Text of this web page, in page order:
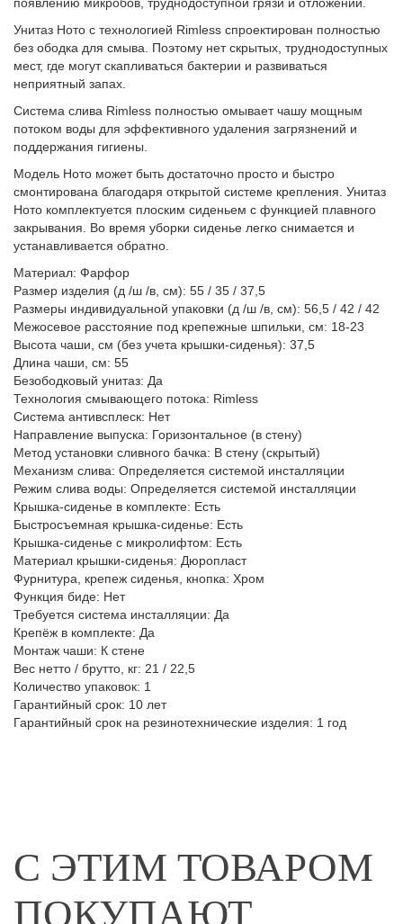
Унитаз Ното с технологией Rimless спроектирован полностью
без ободка для смыва. Поэтому нет скрытых, труднодоступных
мест, где могут скапливаться бактерии и развиваться
неприятный запах.
Система слива Rimless полностью омывает чашу мощным
потоком воды для эффективного удаления загрязнений и
поддержания гигиены.
Модель Ното может быть достаточно просто и быстро
смонтирована благодаря открытой системе крепления. Унитаз
Ното комплектуется плоским сиденьем с функцией плавного
закрывания. Во время уборки сиденье легко снимается и
устанавливается обратно.
Материал: Фарфор
Размер изделия (д /ш /в, см): 55 / 35 / 37,5
Размеры индивидуальной упаковки (д /ш /в, см): 56,5 / 42 / 42
Межосевое расстояние под крепежные шпильки, см: 18-23
Высота чаши, см (без учета крышки-сиденья): 37,5
Длина чаши, см: 55
Безободковый унитаз: Да
Технология смывающего потока: Rimless
Система антивсплеск: Нет
Направление выпуска: Горизонтальное (в стену)
Метод установки сливного бачка: В стену (скрытый)
Механизм слива: Определяется системой инсталляции
Режим слива воды: Определяется системой инсталляции
Крышка-сиденье в комплекте: Есть
Быстросъемная крышка-сиденье: Есть
Крышка-сиденье с микролифтом: Есть
Материал крышки-сиденья: Дюропласт
Фурнитура, крепеж сиденья, кнопка: Хром
Функция биде: Нет
Требуется система инсталляции: Да
Крепёж в комплекте: Да
Монтаж чаши: К стене
Вес нетто / брутто, кг: 21 / 22,5
Количество упаковок: 1
Гарантийный срок: 10 лет
Гарантийный срок на резинотехнические изделия: 1 год
С ЭТИМ ТОВАРОМ
ПОКУПАЮТ